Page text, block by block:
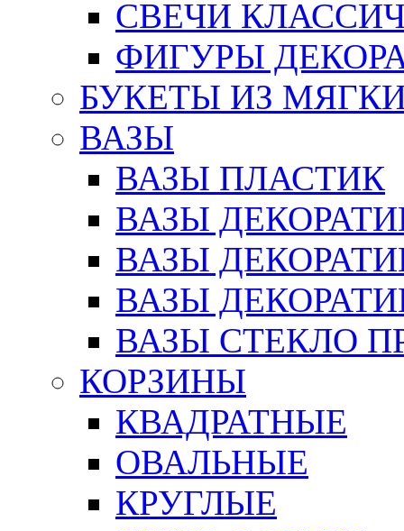
СВЕЧИ
ФИГУРЫ
БУКЕТЫ ИЗ
ВАЗЫ
ВАЗЫ ПЛАСТИК
ВАЗЫ
ВАЗЫ
ВАЗЫ
ВАЗЫ СТЕКЛО
КОРЗИНЫ
КВАДРАТНЫЕ
ОВАЛЬНЫЕ
КРУГЛЫЕ